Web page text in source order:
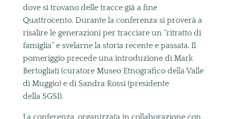
dove si trovano delle tracce già a fine
Quattrocento. Durante la conferenza si proverà a
risalire le generazioni per tracciare un “ritratto di
famiglia” e svelarne la storia recente e passata. Il
pomeriggio precede una introduzione di Mark
Bertogliati (curatore Museo Etnografico della Valle
di Muggio) e di Sandra Rossi (presidente
della SGSI).
La conferenza, organizzata in collaborazione con